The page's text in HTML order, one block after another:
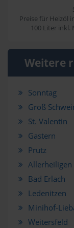
Preise für Heizöl
100 Liter inkl.
Weitere
Sonntag
Groß
St. Valentin
Gastern
Prutz
Bad Erlach
Ledenitzen
Minihof-
Weitersfeld